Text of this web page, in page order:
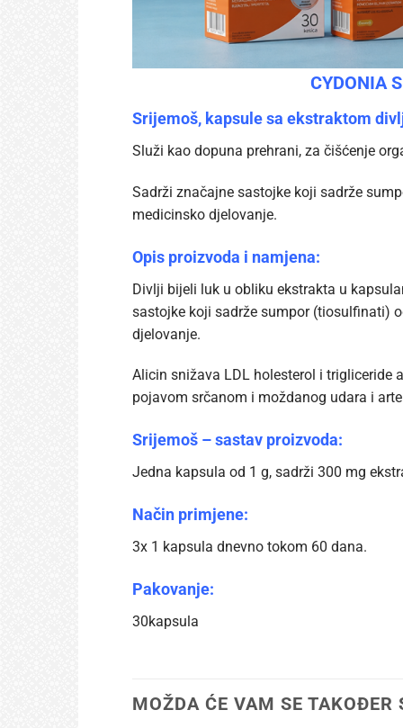
CYDONIA
Srijemoš, kapsule sa ekstraktom
Služi kao dopuna prehrani, za čišćenje
Sadrži značajne sastojke koji sadrže
medicinsko djelovanje.
Opis proizvoda i namjena:
Divlji bijeli luk u obliku ekstrakta u
sastojke koji sadrže sumpor (tiosulfinati)
djelovanje.
Alicin snižava LDL holesterol i trigliceride
pojavom srčanom i moždanog udara i
Srijemoš – sastav proizvoda:
Jedna kapsula od 1 g, sadrži 300 mg
Način primjene:
3x 1 kapsula dnevno tokom 60 dana.
Pakovanje:
30kapsula
MOŽDA ĆE VAM SE